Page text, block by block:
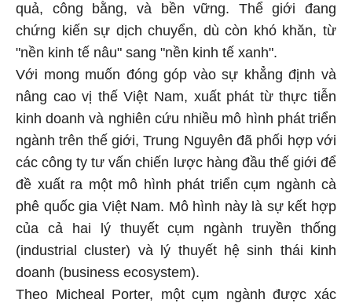
quả, công bằng, và bền vững. Thể giới đang
chứng kiến sự dịch chuyển, dù còn khó khăn, từ
"nền kinh tế nâu" sang "nền kinh tế xanh".
Với mong muốn đóng góp vào sự khẳng định và
nâng cao vị thế Việt Nam, xuất phát từ thực tiễn
kinh doanh và nghiên cứu nhiều mô hình phát triển
ngành trên thế giới, Trung Nguyên đã phối hợp với
các công ty tư vấn chiến lược hàng đầu thế giới để
đề xuất ra một mô hình phát triển cụm ngành cà
phê quốc gia Việt Nam. Mô hình này là sự kết hợp
của cả hai lý thuyết cụm ngành truyền thống
(industrial cluster) và lý thuyết hệ sinh thái kinh
doanh (business ecosystem).
Theo Micheal Porter, một cụm ngành được xác